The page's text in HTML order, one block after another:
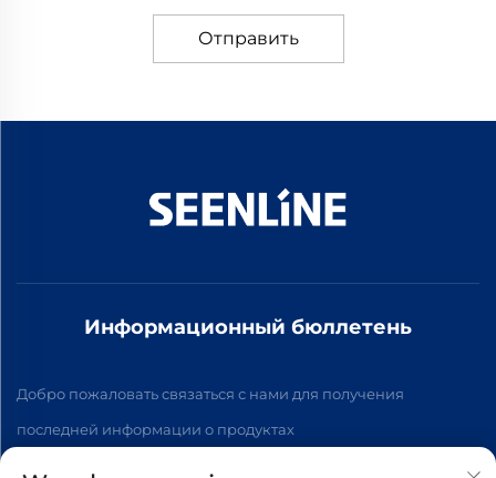
Отправить
Информационный бюллетень
Добро пожаловать связаться с нами для получения
последней информации о продуктах